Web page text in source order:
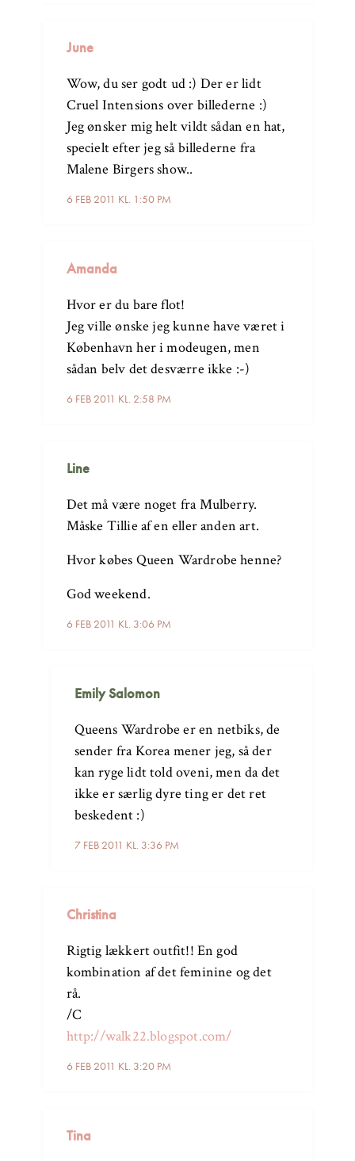
June
6 FEB 2011 KL. 1:50 PM
Wow, du ser godt ud :) Der er lidt
Cruel Intensions over billederne :)
Jeg ønsker mig helt vildt sådan en hat,
specielt efter jeg så billederne fra
Malene Birgers show..
Amanda
6 FEB 2011 KL. 2:58 PM
Hvor er du bare flot!
Jeg ville ønske jeg kunne have været i
København her i modeugen, men
sådan belv det desværre ikke :-)
Line
6 FEB 2011 KL. 3:06 PM
Det må være noget fra Mulberry.
Måske Tillie af en eller anden art.
Hvor købes Queen Wardrobe henne?
God weekend.
Emily Salomon
7 FEB 2011 KL. 3:36 PM
Queens Wardrobe er en netbiks, de
sender fra Korea mener jeg, så der
kan ryge lidt told oveni, men da det
ikke er særlig dyre ting er det ret
beskedent :)
Christina
6 FEB 2011 KL. 3:20 PM
Rigtig lækkert outfit!! En god
kombination af det feminine og det
rå.
/C
http://walk22.blogspot.com/
Tina